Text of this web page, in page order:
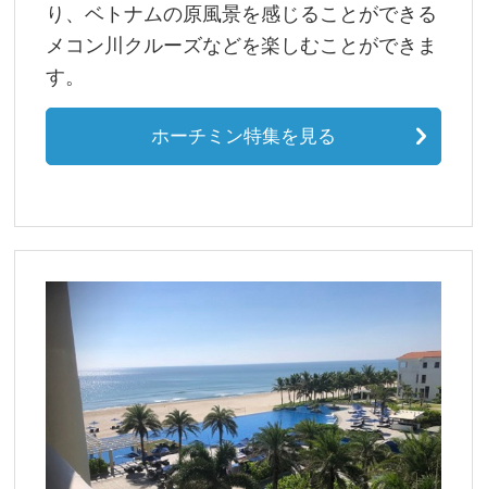
り、ベトナムの原風景を感じることができる
メコン川クルーズなどを楽しむことができま
す。
ホーチミン特集を見る